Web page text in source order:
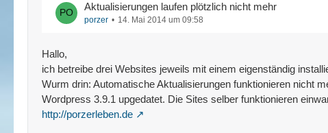
Aktualisierungen laufen plötzlich nicht mehr
porzer 14. Mai 2014 um 09:58
Hallo,
ich betreibe drei Websites jeweils mit einem eigenständig
Wurm drin: Automatische Aktualisierungen funktionieren nicht
Wordpress 3.9.1 upgedatet. Die Sites selber funktionieren
http://porzerleben.de